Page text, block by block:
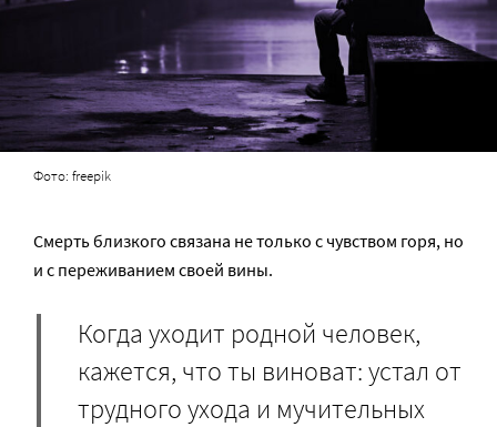
Фото: freepik
Смерть близкого связана не только с чувством горя, но
и с переживанием своей вины.
Когда уходит родной человек,
кажется, что ты виноват: устал от
трудного ухода и мучительных